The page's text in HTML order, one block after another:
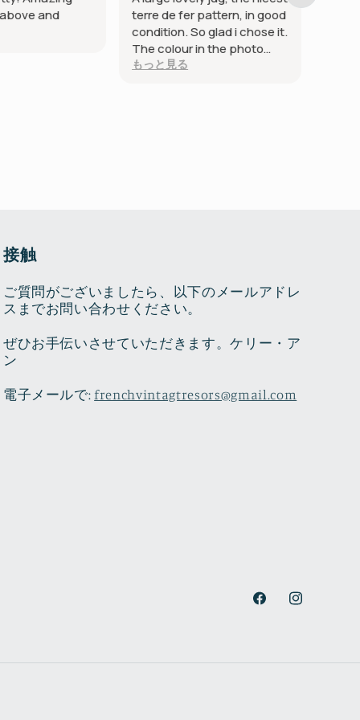
and
terre de fer pattern, in good
condition. So glad i chose it.
The colour in the photo
looked more orange red,
もっと見る
接触
ご質問がございましたら、以下のメールアドレ
スまでお問い合わせください。
ぜひお手伝いさせていただきます。ケリー・ア
ン
電子メールで: frenchvintagtresors@gmail.com
FacebookInstagram